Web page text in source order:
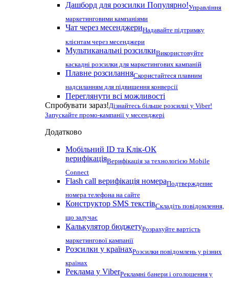
Дашборд для розсилки Популярно!Управління
маркетинговими кампаніями
Чат через месенджериНадавайте підтримку
клієнтам через месенджери
Мультиканальні розсилкиВикористовуйте
каскадні розсилки для маркетингових кампаній
Плавне розсиланняСкористайтеся плавним
надсиланням для підвищення конверсії
Переглянути всі можливості
Спробувати зараз!Дізнайтесь більше розсилці у Viber!
Запускайте промо-кампанії у месенджері
Додатково
Мобільний ID та Клік-ОК
верифікаціяВерифікація за технологією Mobile
Connect
Flash call верифікація номераПодтверждение
номера телефона на сайте
Конструктор SMS текстівСкладіть повідомлення,
що залучає
Калькулятор бюджетуРозрахуйте вартість
маркетингової кампанії
Розсилки у країнахРозсилки повідомлень у різних
країнах
Реклама у ViberРекламні банери і оголошення у